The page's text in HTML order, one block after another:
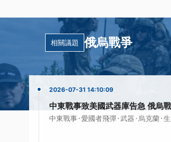
相關議題 俄烏戰爭
2026-07-31 14:10:09
中東戰事致美國武器庫告急 俄烏
中東戰事·愛國者飛彈·武器 · 烏克蘭·